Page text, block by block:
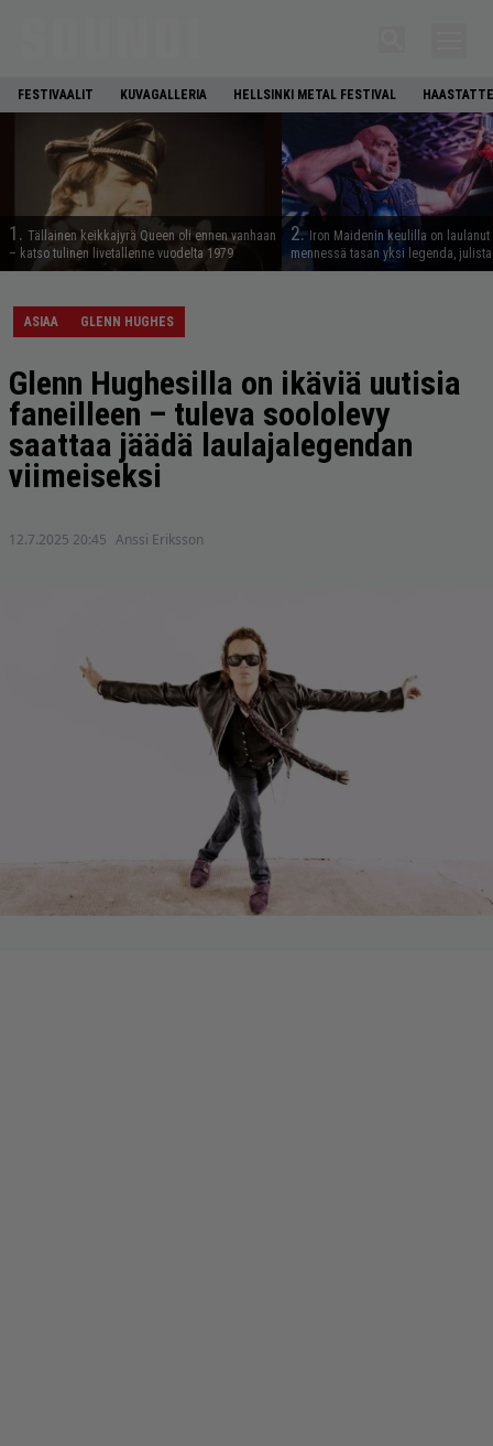
FESTIVAALIT KUVAGALLERIA HELLSINKI METAL FESTIVAL
1. Tällainen keikkajyrä Queen oli ennen vanhaan
– katso tulinen livetallenne vuodelta 1979
2. Iron Maidenin keulilla on laulanut
mennessä tasan yksi legenda,
ASIAA GLENN HUGHES
Glenn Hughesilla on ikäviä uutisia
faneilleen – tuleva soololevy
saattaa jäädä laulajalegendan
viimeiseksi
12.7.2025 20:45 Anssi Eriksson